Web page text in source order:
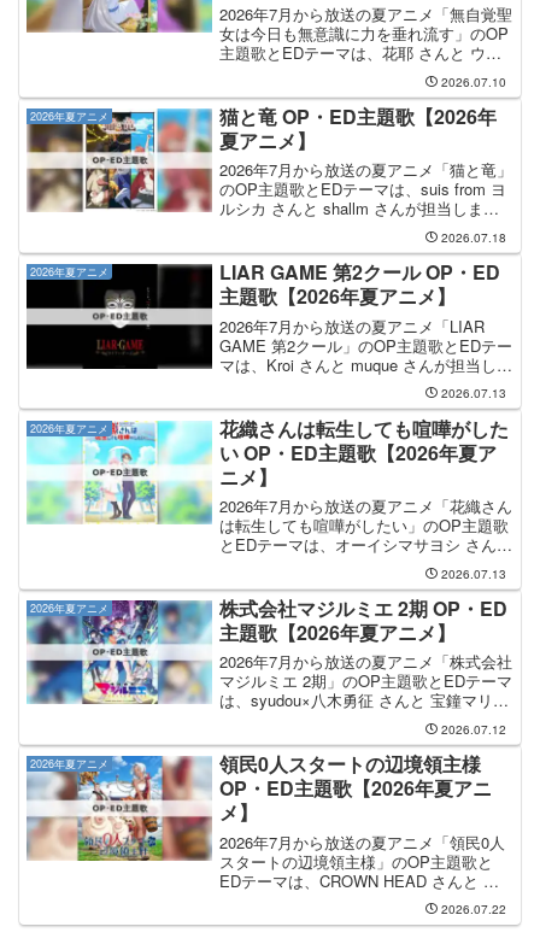
2026年7月から放送の夏アニメ「無自覚聖
女は今日も無意識に力を垂れ流す」のOP
主題歌とEDテーマは、花耶 さんと ウタ
ヒメドリーム オールスターズ さんが担当
します。OP主題歌の担当は花耶さんで、
曲名は「Windmaker」です。EDテー...
2026.07.10
2026年夏アニメ
猫と竜 OP・ED主題歌【2026年
夏アニメ】
2026年7月から放送の夏アニメ「猫と竜」
のOP主題歌とEDテーマは、suis from ヨ
ルシカ さんと shallm さんが担当しま
す。OP主題歌の担当はsuis from ヨルシ
カさんで、曲名は「猫日」です。EDテー
マの担当はshal...
2026.07.18
2026年夏アニメ
LIAR GAME 第2クール OP・ED
主題歌【2026年夏アニメ】
2026年7月から放送の夏アニメ「LIAR
GAME 第2クール」のOP主題歌とEDテー
マは、Kroi さんと muque さんが担当しま
す。OP主題歌の担当はKroiさんで、曲名
は「All in」です。EDテーマは muque さ
んが担当...
2026.07.13
2026年夏アニメ
花織さんは転生しても喧嘩がした
い OP・ED主題歌【2026年夏ア
ニメ】
2026年7月から放送の夏アニメ「花織さん
は転生しても喧嘩がしたい」のOP主題歌
とEDテーマは、オーイシマサヨシ さんと
内田真礼 さんが担当します。OP主題歌
の担当はオーイシマサヨシさんで、曲名
は「ハイメンテナンスガール」です。ED
テーマ...
2026.07.13
2026年夏アニメ
株式会社マジルミエ 2期 OP・ED
主題歌【2026年夏アニメ】
2026年7月から放送の夏アニメ「株式会社
マジルミエ 2期」のOP主題歌とEDテーマ
は、syudou×八木勇征 さんと 宝鐘マリン
さんが担当します。OP主題歌は syudou×
八木勇征 さんが担当し、OP主題歌のタ
イトルは「ラテマジック」...
2026.07.12
2026年夏アニメ
領民0人スタートの辺境領主様
OP・ED主題歌【2026年夏アニ
メ】
2026年7月から放送の夏アニメ「領民0人
スタートの辺境領主様」のOP主題歌と
EDテーマは、CROWN HEAD さんと 花
耶 さんが担当します。OP主題歌の担当
はCROWN HEADさんで、曲名は2026.07.22